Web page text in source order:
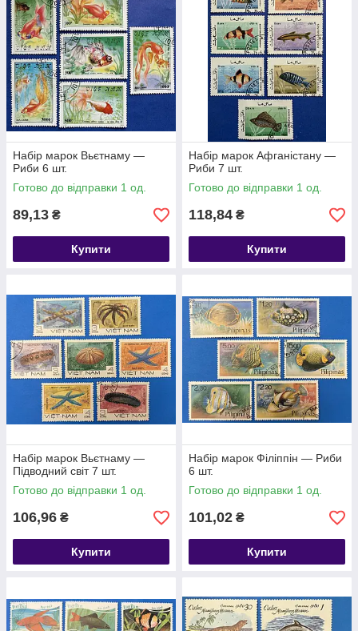
Набір марок Вьєтнаму —
Риби 6 шт.
Готово до відправки 1 од.
89,13 ₴
Купити
Набір марок Афганістану —
Риби 7 шт.
Готово до відправки 1 од.
118,84 ₴
Купити
Набір марок Вьєтнаму —
Підводний світ 7 шт.
Готово до відправки 1 од.
106,96 ₴
Купити
Набір марок Філіппін — Риби
6 шт.
Готово до відправки 1 од.
101,02 ₴
Купити